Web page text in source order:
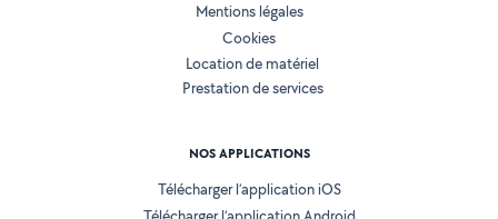
Mentions légales
Cookies
Location de matériel
Prestation de services
NOS APPLICATIONS
Télécharger l’application iOS